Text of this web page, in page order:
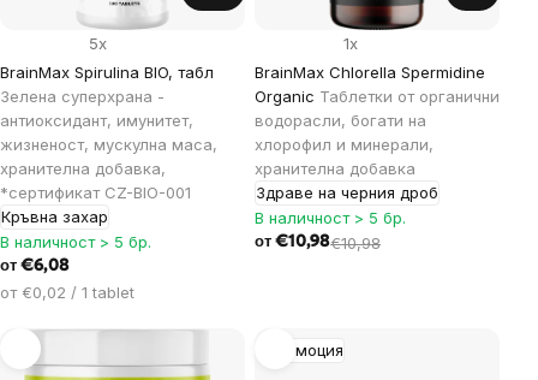
BrainMax Spirulina BIO, табл
Зелена суперхрана -
антиоксидант, имунитет,
жизненост, мускулна маса,
хранителна добавка,
*сертификат CZ-BIO-001
Кръвна захар
5x
В наличност > 5 бр.
от €6,08
Цена
мярка:
от €0,02 / 1 tablet
BrainMax Chlorella Spermidine
Organic Таблетки от органични
водорасли, богати на
хлорофил и минерали,
хранителна добавка
Здраве на черния дроб
1x
В наличност > 5 бр.
от €10,98€10,98
Промоция